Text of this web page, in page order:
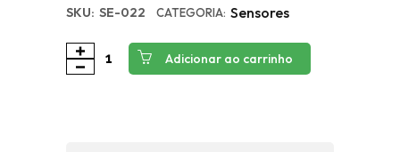
SKU: SE-022 CATEGORIA: Sensores
Adicionar ao carrinho